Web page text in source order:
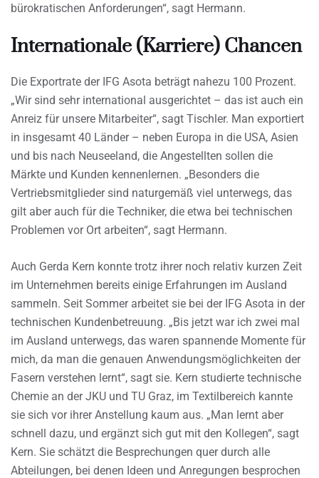
bürokratischen Anforderungen“, sagt Hermann.
Internationale (Karriere) Chancen
Die Exportrate der IFG Asota beträgt nahezu 100 Prozent.
„Wir sind sehr international ausgerichtet – das ist auch ein
Anreiz für unsere Mitarbeiter“, sagt Tischler. Man exportiert
in insgesamt 40 Länder – neben Europa in die USA, Asien
und bis nach Neuseeland, die Angestellten sollen die
Märkte und Kunden kennenlernen. „Besonders die
Vertriebsmitglieder sind naturgemäß viel unterwegs, das
gilt aber auch für die Techniker, die etwa bei technischen
Problemen vor Ort arbeiten“, sagt Hermann.
Auch Gerda Kern konnte trotz ihrer noch relativ kurzen Zeit
im Unternehmen bereits einige Erfahrungen im Ausland
sammeln. Seit Sommer arbeitet sie bei der IFG Asota in der
technischen Kundenbetreuung. „Bis jetzt war ich zwei mal
im Ausland unterwegs, das waren spannende Momente für
mich, da man die genauen Anwendungsmöglichkeiten der
Fasern verstehen lernt“, sagt sie. Kern studierte technische
Chemie an der JKU und TU Graz, im Textilbereich kannte
sie sich vor ihrer Anstellung kaum aus. „Man lernt aber
schnell dazu, und ergänzt sich gut mit den Kollegen“, sagt
Kern. Sie schätzt die Besprechungen quer durch alle
Abteilungen, bei denen Ideen und Anregungen besprochen